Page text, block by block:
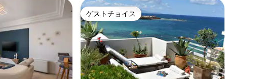
ゲストチョイス
ゲストチョイス